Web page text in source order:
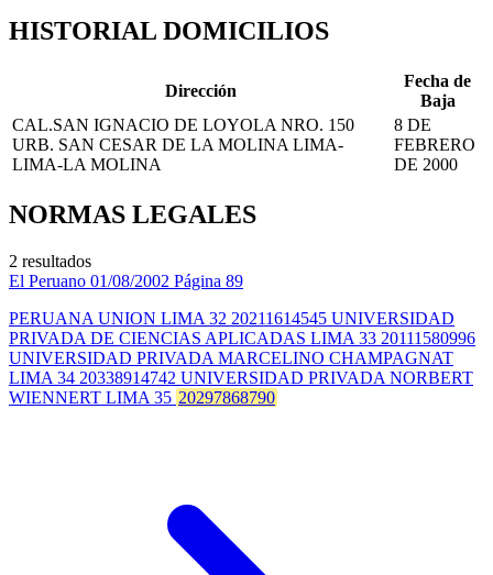
HISTORIAL DOMICILIOS
Dirección
Fecha de
Baja
CAL.SAN IGNACIO DE LOYOLA NRO. 150
URB. SAN CESAR DE LA MOLINA LIMA-
LIMA-LA MOLINA
8 DE
FEBRERO
DE 2000
NORMAS LEGALES
2 resultados
El Peruano 01/08/2002 Página 89
PERUANA UNION LIMA 32 20211614545 UNIVERSIDAD
PRIVADA DE CIENCIAS APLICADAS LIMA 33 20111580996
UNIVERSIDAD PRIVADA MARCELINO CHAMPAGNAT
LIMA 34 20338914742 UNIVERSIDAD PRIVADA NORBERT
WIENNERT LIMA 35 20297868790